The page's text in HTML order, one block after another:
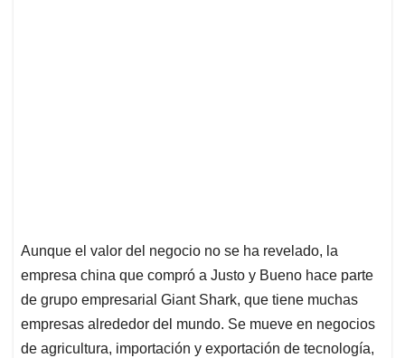
Aunque el valor del negocio no se ha revelado, la
empresa china que compró a Justo y Bueno hace parte
de grupo empresarial Giant Shark, que tiene muchas
empresas alrededor del mundo. Se mueve en negocios
de agricultura, importación y exportación de tecnología,